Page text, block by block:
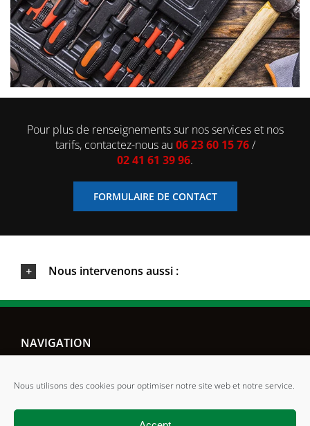
Nous utilisons des cookies pour optimiser notre site web et notre service.
Pour plus de renseignements sur nos services et nos
tarifs, contactez-nous au 06 23 60 15 76/
02 41 61 39 96.
FORMULAIRE DE CONTACT
Nous intervenons aussi :
NAVIGATION
ACCUEIL